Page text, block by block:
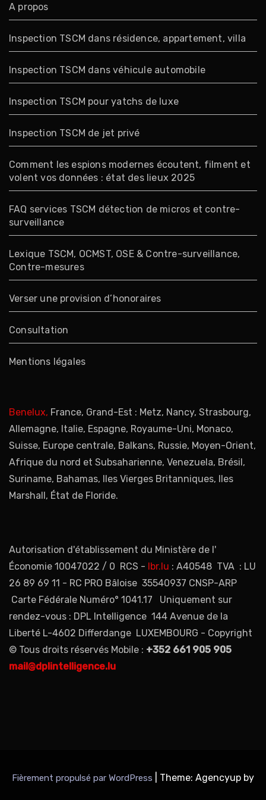
A propos
Inspection TSCM dans résidence, appartement, villa
Inspection TSCM dans véhicule automobile
Inspection TSCM pour yatchs de luxe
Inspection TSCM de jet privé
Comment les espions modernes écoutent, filment et
volent vos données : état des lieux 2025
FAQ services TSCM détection de micros et contre-
surveillance
Lexique TSCM, OCMST, OSE & Contre-surveillance,
Contre-mesures
Verser une provision d’honoraires
Consultation
Mentions légales
Benelux, France, Grand-Est : Metz, Nancy, Strasbourg,
Allemagne, Italie, Espagne, Royaume-Uni, Monaco,
Suisse, Europe centrale, Balkans, Russie, Moyen-Orient,
Afrique du nord et Subsaharienne, Venezuela, Brésil,
Suriname, Bahamas, Iles Vierges Britanniques, Iles
Marshall, État de Floride.
Autorisation d'établissement du Ministère de l'
Économie 10047022 / 0 RCS - lbr.lu : A40548 TVA : LU
26 89 69 11 - RC PRO Bâloise 35540937 CNSP-ARP
Carte Fédérale Numéro° 1041.17 Uniquement sur
rendez-vous : DPL Intelligence 144 Avenue de la
Liberté L-4602 Differdange LUXEMBOURG - Copyright
© Tous droits réservés Mobile : +352 661 905 905
mail@dplintelligence.lu
Fièrement propulsé par WordPress Theme: Agencyup by